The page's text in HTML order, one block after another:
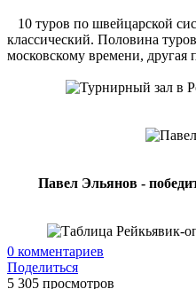
10 туров по швейцарской
классический. Половина
московскому времени, другая
Павел Эльянов -
0 комментариев
Поделиться
5 305 просмотров